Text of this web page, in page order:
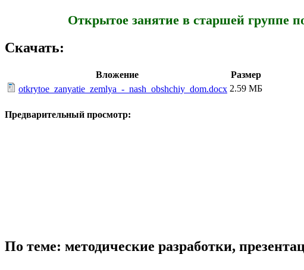
Открытое занятие в старшей группе
Скачать:
Вложение
Размер
otkrytoe_zanyatie_zemlya_-_nash_obshchiy_dom.docx 2.59 МБ
Предварительный просмотр:
По теме: методические разработки,